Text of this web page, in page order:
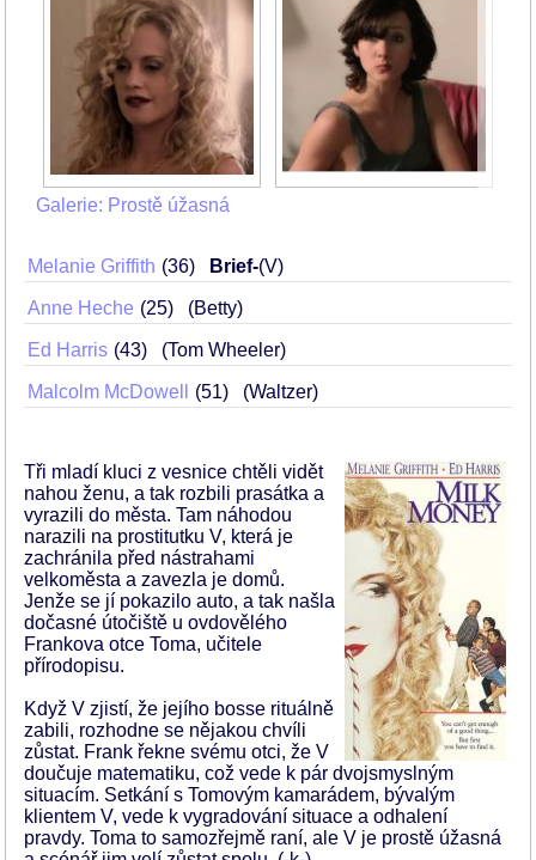
Galerie: Prostě úžasná
Melanie Griffith 36 Brief-(V)
Anne Heche 25 (Betty)
Ed Harris 43 (Tom Wheeler)
Malcolm McDowell 51 (Waltzer)
Tři mladí kluci z vesnice chtěli vidět
nahou ženu, a tak rozbili prasátka a
vyrazili do města. Tam náhodou
narazili na prostitutku V, která je
zachránila před nástrahami
velkoměsta a zavezla je domů.
Jenže se jí pokazilo auto, a tak našla
dočasné útočiště u ovdovělého
Frankova otce Toma, učitele
přírodopisu.
Když V zjistí, že jejího bosse rituálně
zabili, rozhodne se nějakou chvíli
zůstat. Frank řekne svému otci, že V
doučuje matematiku, což vede k pár dvojsmyslným
situacím. Setkání s Tomovým kamarádem, bývalým
klientem V, vede k vygradování situace a odhalení
pravdy. Toma to samozřejmě raní, ale V je prostě úžasná